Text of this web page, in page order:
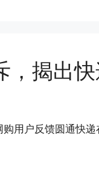
，揭出
用户反馈圆通快递